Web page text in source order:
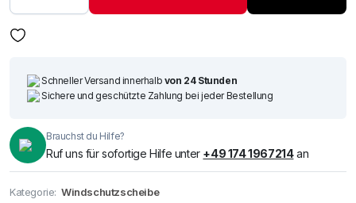
Menge
Schneller Versand innerhalb von 24 Stunden
Sichere und geschützte Zahlung bei jeder Bestellung
Brauchst du Hilfe?
Ruf uns für sofortige Hilfe unter +49 174 1967214an
Kategorie: Windschutzscheibe